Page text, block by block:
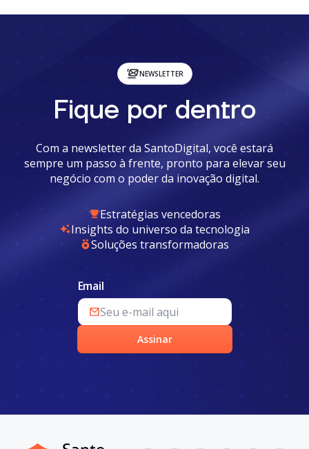
NEWSLETTER
Fique por dentro
Com a newsletter da SantoDigital, você estará
sempre um passo à frente, pronto para elevar seu
negócio com o poder da inovação digital.
Estratégias vencedoras
Insights do universo da tecnologia
Soluções transformadoras
Email
Assinar